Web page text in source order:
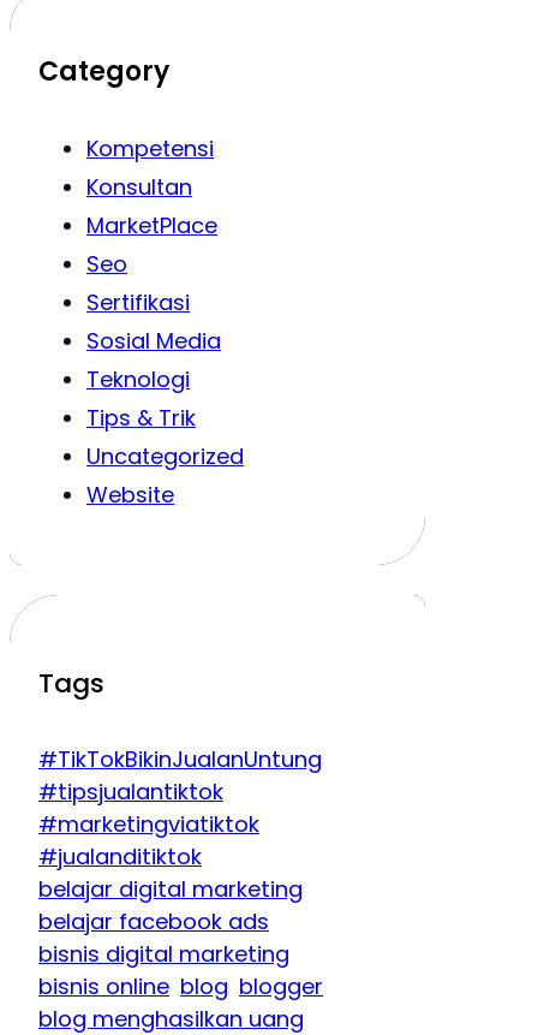
Category
Kompetensi
Konsultan
MarketPlace
Seo
Sertifikasi
Sosial Media
Teknologi
Tips & Trik
Uncategorized
Website
Tags
#TikTokBikinJualanUntung
#tipsjualantiktok
#marketingviatiktok
#jualanditiktok
belajar digital marketing
belajar facebook ads
bisnis digital marketing
bisnis online blog blogger
blog menghasilkan uang